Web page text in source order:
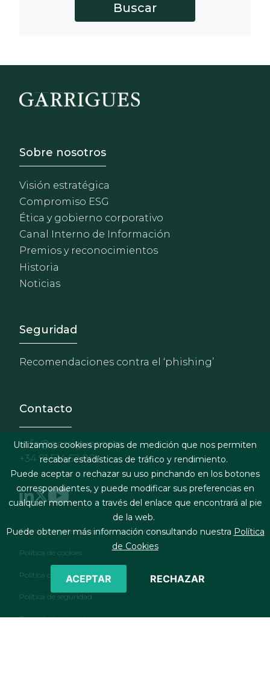
Footer - Sobre Nosotros
Sobre nosotros
Visión estratégica
Compromiso ESG
Ética y gobierno corporativo
Canal Interno de Información
Premios y reconocimientos
Historia
Noticias
Footer - Extranet y
Seguridad
Recomendaciones contra el ‘phishing’
Contacto
info@garrigues.com
+34 91 514 52 00
Footer menu
Términos legales y condiciones de contratación
Política de cookies
Política de privacidad
Política de seguridad
Formulario de contacto
Utilizamos cookies propias de medición que nos permiten
recabar estadísticas de tráfico y rendimiento.
Puede aceptar o rechazar su uso pinchando en los botones
correspondientes, y puede modificar sus preferencias en
cualquier momento a través del enlace que encontrará al pie
de la web.
Puede obtener más información consultando nuestra Política
de Cookies
ACEPTAR RECHAZAR